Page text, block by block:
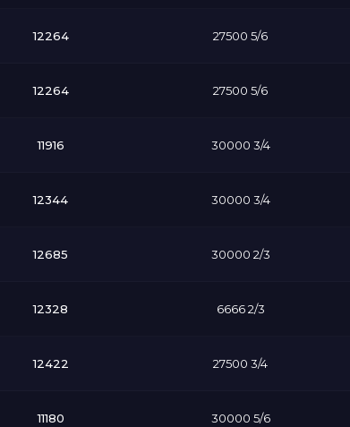
12264 27500 5/6
12264 27500 5/6
11916 30000 3/4
12344 30000 3/4
12685 30000 2/3
12328 6666 2/3
12422 27500 3/4
11180 30000 5/6